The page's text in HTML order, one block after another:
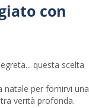
con
questa scelta
natale per fornirvi una
verità profonda.